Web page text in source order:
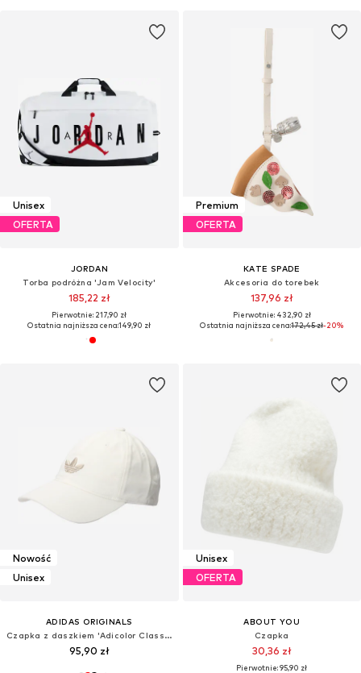
Unisex
OFERTA
JORDAN
Torba podróżna 'Jam Velocity'
185,22 zł
Pierwotnie: 217,90 zł
Ostatnia najniższa cena:149,90 zł
Premium
OFERTA
KATE SPADE
Akcesoria do torebek
137,96 zł
Pierwotnie: 432,90 zł
Ostatnia najniższa cena:172,45 zł-20%
Nowość
Unisex
ADIDAS ORIGINALS
Czapka z daszkiem 'Adicolor Classic Trefoil'
95,90 zł
Unisex
OFERTA
ABOUT YOU
Czapka
30,36 zł
Pierwotnie: 95,90 zł